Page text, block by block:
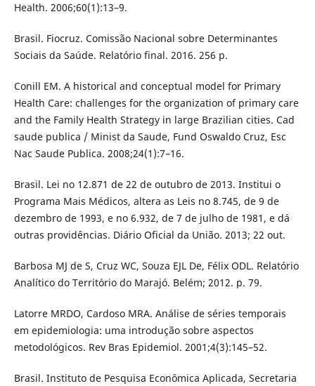
Health. 2006;60(1):13–9.
Brasil. Fiocruz. Comissão Nacional sobre Determinantes
Sociais da Saúde. Relatório final. 2016. 256 p.
Conill EM. A historical and conceptual model for Primary
Health Care: challenges for the organization of primary care
and the Family Health Strategy in large Brazilian cities. Cad
saude publica / Minist da Saude, Fund Oswaldo Cruz, Esc
Nac Saude Publica. 2008;24(1):7–16.
Brasil. Lei no 12.871 de 22 de outubro de 2013. Institui o
Programa Mais Médicos, altera as Leis no 8.745, de 9 de
dezembro de 1993, e no 6.932, de 7 de julho de 1981, e dá
outras providências. Diário Oficial da União. 2013; 22 out.
Barbosa MJ de S, Cruz WC, Souza EJL De, Félix ODL. Relatório
Analítico do Território do Marajó. Belém; 2012. p. 79.
Latorre MRDO, Cardoso MRA. Análise de séries temporais
em epidemiologia: uma introdução sobre aspectos
metodológicos. Rev Bras Epidemiol. 2001;4(3):145–52.
Brasil. Instituto de Pesquisa Econômica Aplicada, Secretaria